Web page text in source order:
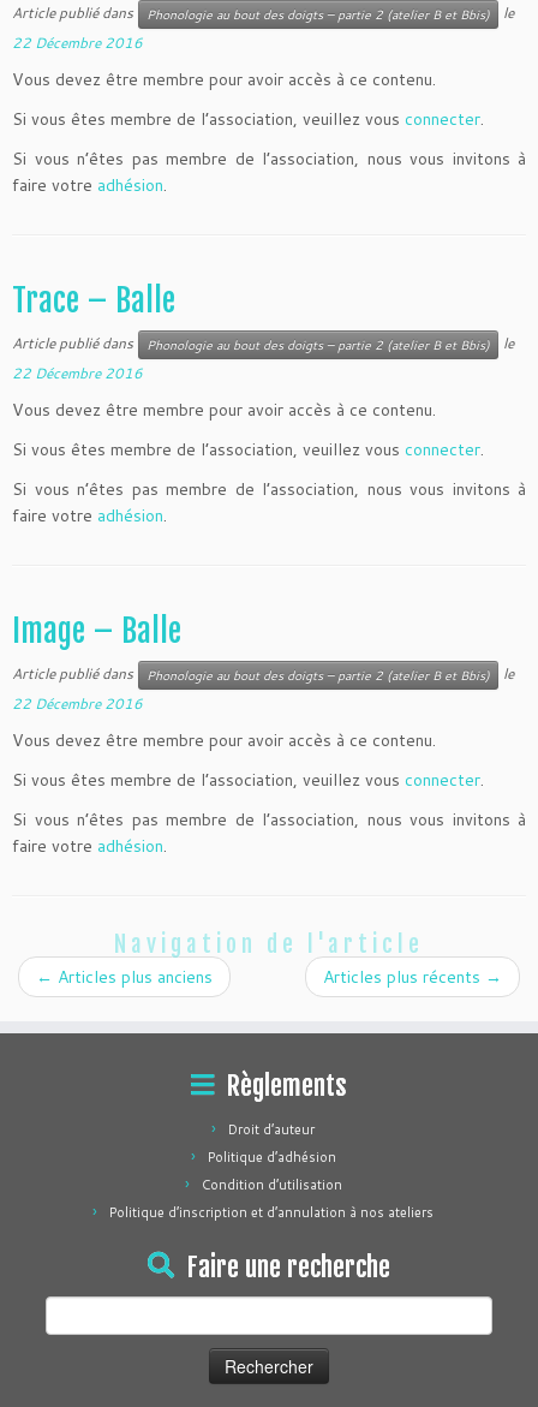
Article publié dans Phonologie au bout des doigts – partie 2 (atelier B et Bbis)
le
22 Décembre 2016
Vous devez être membre pour avoir accès à ce contenu.
Si vous êtes membre de l’association, veuillez vous connecter.
Si vous n’êtes pas membre de l’association, nous vous invitons à
faire votre adhésion.
Trace – Balle
Article publié dans Phonologie au bout des doigts – partie 2 (atelier B et Bbis)
le
22 Décembre 2016
Vous devez être membre pour avoir accès à ce contenu.
Si vous êtes membre de l’association, veuillez vous connecter.
Si vous n’êtes pas membre de l’association, nous vous invitons à
faire votre adhésion.
Image – Balle
Article publié dans Phonologie au bout des doigts – partie 2 (atelier B et Bbis)
le
22 Décembre 2016
Vous devez être membre pour avoir accès à ce contenu.
Si vous êtes membre de l’association, veuillez vous connecter.
Si vous n’êtes pas membre de l’association, nous vous invitons à
faire votre adhésion.
Navigation de l'article
← Articles plus anciens Articles plus récents →
Règlements
Droit d’auteur
Politique d’adhésion
Condition d’utilisation
Politique d’inscription et d’annulation à nos ateliers
Faire une recherche
Rechercher :